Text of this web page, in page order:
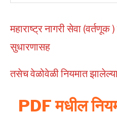
महाराष्ट्र नागरी सेवा
सुधारणासह
तसेच वेळोवेळी नियमात
PDF मधील